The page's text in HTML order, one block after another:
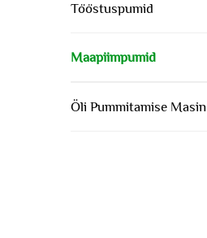
Tööstuspumid
Maapiimpumid
Öli Pummitamise Masin